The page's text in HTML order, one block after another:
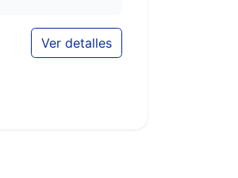
Ver detalles